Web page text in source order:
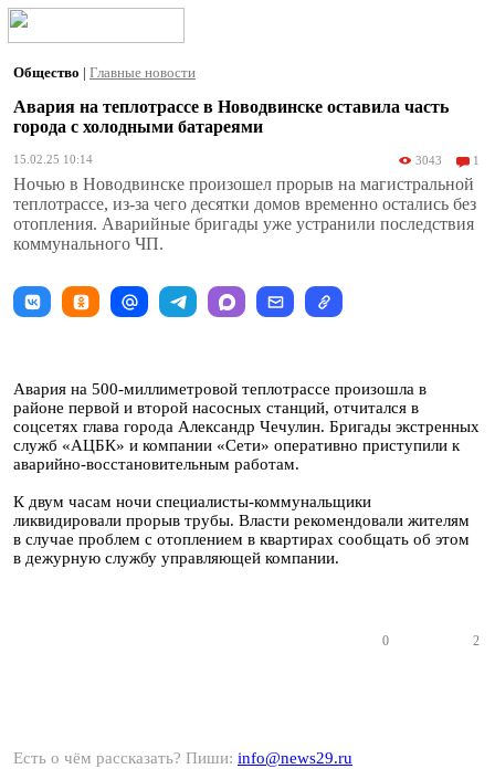
Общество | Главные новости
Авария на теплотрассе в Новодвинске оставила часть
города с холодными батареями
15.02.25 10:14 3043 1
Ночью в Новодвинске произошел прорыв на магистральной
теплотрассе, из-за чего десятки домов временно остались без
отопления. Аварийные бригады уже устранили последствия
коммунального ЧП.
Авария на 500-миллиметровой теплотрассе произошла в
районе первой и второй насосных станций, отчитался в
соцсетях глава города Александр Чечулин. Бригады экстренных
служб «АЦБК» и компании «Сети» оперативно приступили к
аварийно-восстановительным работам.
К двум часам ночи специалисты-коммунальщики
ликвидировали прорыв трубы. Власти рекомендовали жителям
в случае проблем с отоплением в квартирах сообщать об этом
в дежурную службу управляющей компании.
0 2
Есть о чём рассказать? Пиши: info@news29.ru